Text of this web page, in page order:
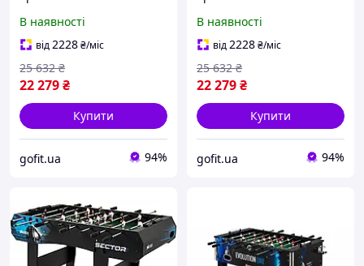
В наявності
від2228₴/міс
22 279₴
25 632 ₴
Купити
gofit.ua 94%
В наявності
від2228₴/міс
22 279₴
25 632 ₴
Купити
gofit.ua 94%